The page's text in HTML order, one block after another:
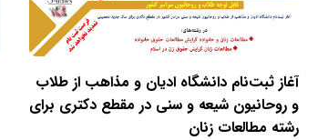
آغاز ثبت‌نام دانشگاه ادیان و مذاهب از طلاب
و روحانیون شیعه و سنی در مقطع دکتری برای
رشته مطالعات زنان